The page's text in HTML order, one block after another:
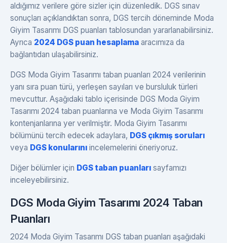
aldığımız verilere göre sizler için düzenledik. DGS sınav
sonuçları açıklandıktan sonra, DGS tercih döneminde Moda
Giyim Tasarımı DGS puanları tablosundan yararlanabilirsiniz.
Ayrıca 2024 DGS puan hesaplama aracımıza da
bağlantıdan ulaşabilirsiniz.
DGS Moda Giyim Tasarımı taban puanları 2024 verilerinin
yanı sıra puan türü, yerleşen sayıları ve bursluluk türleri
mevcuttur. Aşağıdaki tablo içerisinde DGS Moda Giyim
Tasarımı 2024 taban puanlarına ve Moda Giyim Tasarımı
kontenjanlarına yer verilmiştir. Moda Giyim Tasarımı
bölümünü tercih edecek adaylara, DGS çıkmış soruları
veya DGS konularını incelemelerini öneriyoruz.
Diğer bölümler için DGS taban puanları sayfamızı
inceleyebilirsiniz.
DGS Moda Giyim Tasarımı 2024 Taban
Puanları
2024 Moda Giyim Tasarımı DGS taban puanları aşağıdaki